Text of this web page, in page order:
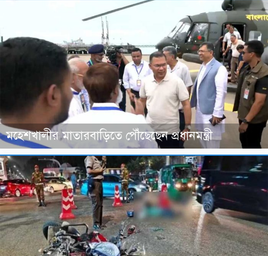
মহেশখালীর মাতারবাড়িতে পৌঁছেছেন প্রধানমন্ত্রী